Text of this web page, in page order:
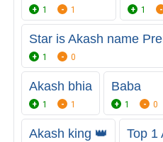
1 1 1
Star is Akash name
1 0
Akash bhia
1 1
Baba
1 0
Akash king 👑 Top 1